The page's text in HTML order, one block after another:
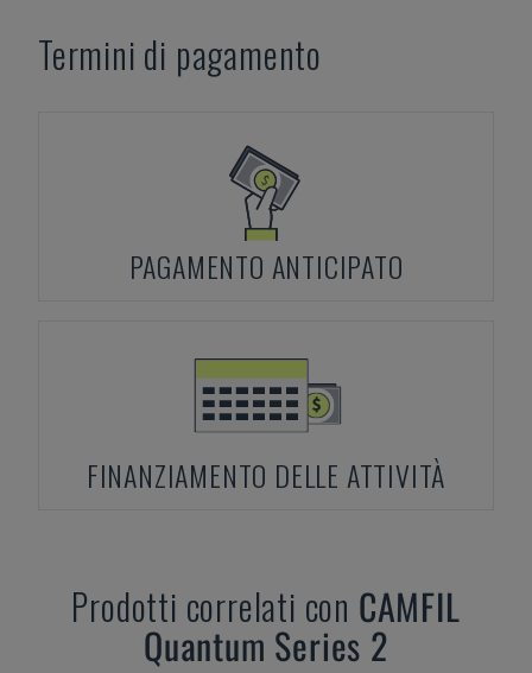
Termini di pagamento
PAGAMENTO ANTICIPATO
FINANZIAMENTO DELLE ATTIVITÀ
Prodotti correlati con CAMFIL
Quantum Series 2